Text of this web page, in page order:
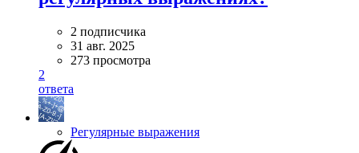
2 подписчика
31 авг. 2025
273 просмотра
2
ответа
Регулярные выражения